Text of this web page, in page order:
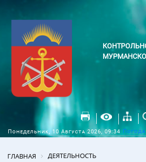
Понедельник, 10 Августа 2026, 09:34
ГЛАВНАЯ
ДЕЯТЕЛЬНОСТЬ